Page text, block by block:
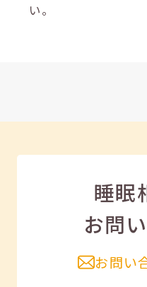
い。
睡眠
お問
お問い